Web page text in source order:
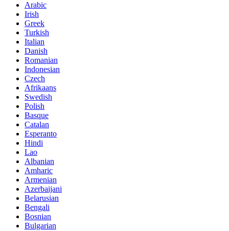
Arabic
Irish
Greek
Turkish
Italian
Danish
Romanian
Indonesian
Czech
Afrikaans
Swedish
Polish
Basque
Catalan
Esperanto
Hindi
Lao
Albanian
Amharic
Armenian
Azerbaijani
Belarusian
Bengali
Bosnian
Bulgarian